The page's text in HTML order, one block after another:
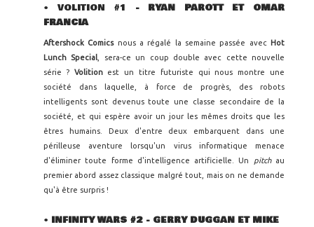
• VOLITION #1
- RYAN PAROTT ET OMAR
FRANCIA
Aftershock Comics nous a régalé la semaine passée avec Hot
Lunch Special , sera-ce un coup double avec cette nouvelle
série ? Volition est un titre futuriste qui nous montre une
société dans laquelle, à force de progrès, des robots
intelligents sont devenus toute une classe secondaire de la
société, et qui espère avoir un jour les mêmes droits que les
êtres humains. Deux d'entre deux embarquent dans une
périlleuse aventure lorsqu'un virus informatique menace
d'éliminer toute forme d'intelligence artificielle. Un
pitchau
premier abord assez classique malgré tout, mais on ne demande
qu'à être surpris !
• INFINITY WARS #2 - GERRY DUGGAN ET MIKE